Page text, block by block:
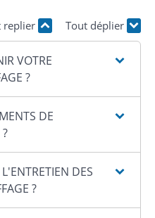
replier Tout déplier
VOTRE
?
DE
DES
?